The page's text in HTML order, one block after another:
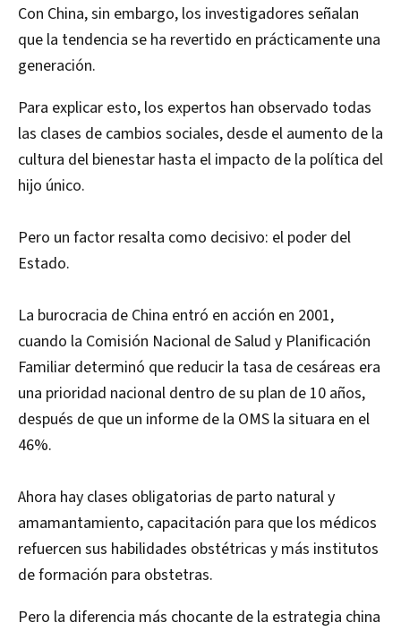
Con China, sin embargo, los investigadores señalan
que la tendencia se ha revertido en prácticamente una
generación.
Para explicar esto, los expertos han observado todas
las clases de cambios sociales, desde el aumento de la
cultura del bienestar hasta el impacto de la política del
hijo único.
Pero un factor resalta como decisivo: el poder del
Estado.
La burocracia de China entró en acción en 2001,
cuando la Comisión Nacional de Salud y Planificación
Familiar determinó que reducir la tasa de cesáreas era
una prioridad nacional dentro de su plan de 10 años,
después de que un informe de la OMS la situara en el
46%.
Ahora hay clases obligatorias de parto natural y
amamantamiento, capacitación para que los médicos
refuercen sus habilidades obstétricas y más institutos
de formación para obstetras.
Pero la diferencia más chocante de la estrategia china